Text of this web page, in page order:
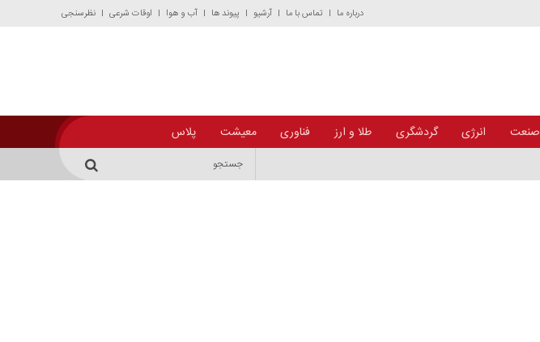
درباره ما تماس با ما آرشیو پیوند ها آب و هوا اوقات شرعی نظرسنجی
صنعت انرژی گردشگری طلا و ارز فناوری معیشت پلاس